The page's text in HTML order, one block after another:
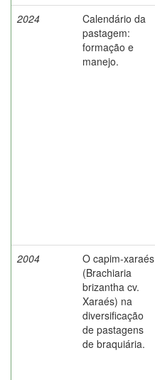
2024
Calendário da
pastagem:
formação e
manejo.
2004
O capim-xaraés
(Brachiaria
brizantha cv.
Xaraés) na
diversificação
de pastagens
de braquiária.